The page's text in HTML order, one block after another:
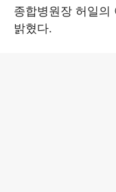
종합병원장 허일
밝혔다.